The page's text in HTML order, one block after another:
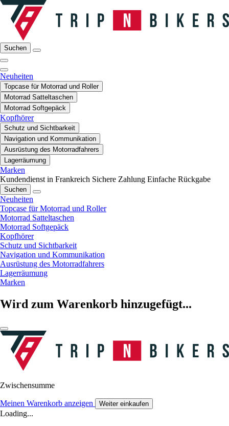
Suchen
Neuheiten
Topcase für Motorrad und Roller
Motorrad Satteltaschen
Motorrad Softgepäck
Kopfhörer
Schutz und Sichtbarkeit
Navigation und Kommunikation
Ausrüstung des Motorradfahrers
Lagerräumung
Marken
Kundendienst in Frankreich Sichere Zahlung Einfache Rückgabe
Suchen
Neuheiten
Topcase für Motorrad und Roller
Motorrad Satteltaschen
Motorrad Softgepäck
Kopfhörer
Schutz und Sichtbarkeit
Navigation und Kommunikation
Ausrüstung des Motorradfahrers
Lagerräumung
Marken
Wird zum Warenkorb hinzugefügt...
Zwischensumme
Meinen Warenkorb anzeigen Weiter einkaufen
Loading...